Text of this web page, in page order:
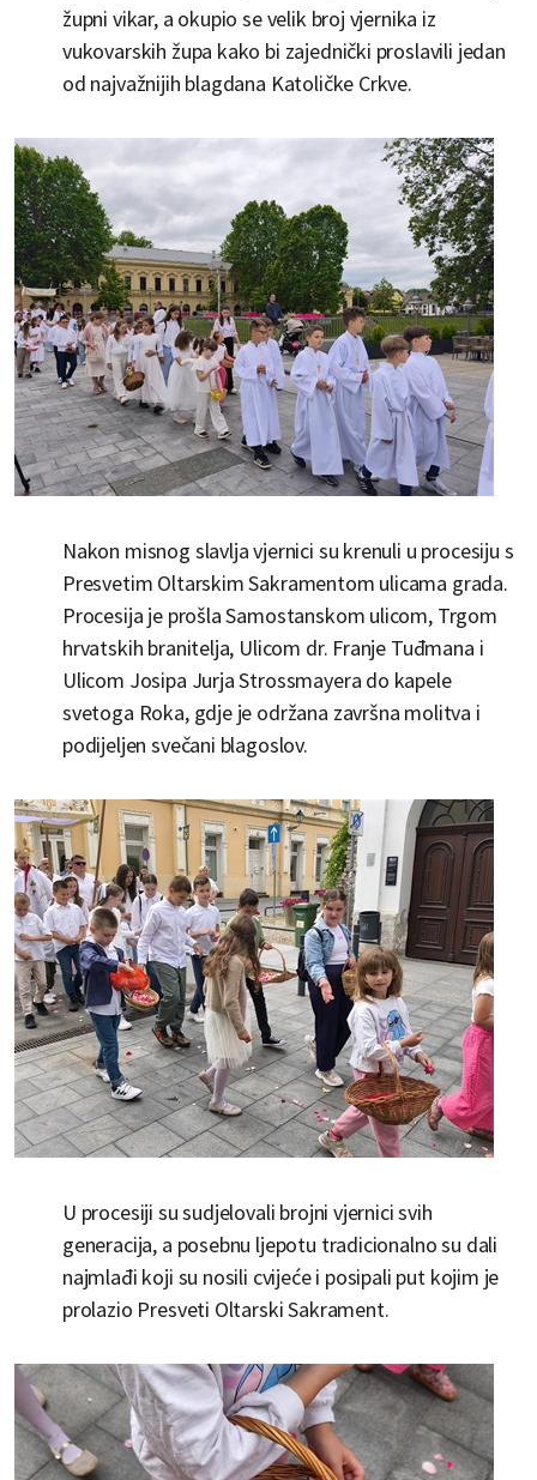
župni vikar, a okupio se velik broj vjernika iz
vukovarskih župa kako bi zajednički proslavili jedan
od najvažnijih blagdana Katoličke Crkve.
Nakon misnog slavlja vjernici su krenuli u procesiju s
Presvetim Oltarskim Sakramentom ulicama grada.
Procesija je prošla Samostanskom ulicom, Trgom
hrvatskih branitelja, Ulicom dr. Franje Tuđmana i
Ulicom Josipa Jurja Strossmayera do kapele
svetoga Roka, gdje je održana završna molitva i
podijeljen svečani blagoslov.
U procesiji su sudjelovali brojni vjernici svih
generacija, a posebnu ljepotu tradicionalno su dali
najmlađi koji su nosili cvijeće i posipali put kojim je
prolazio Presveti Oltarski Sakrament.